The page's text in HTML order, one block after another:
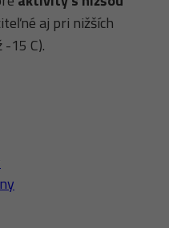
aj pri nižších
15 C).